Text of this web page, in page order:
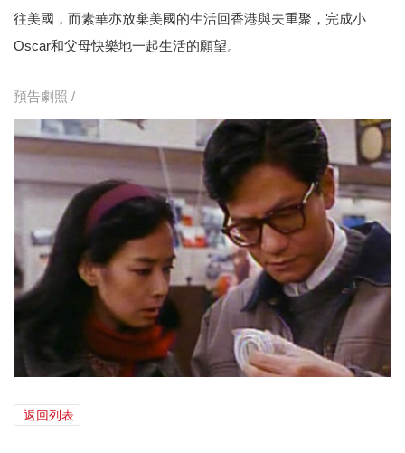
往美國，而素華亦放棄美國的生活回香港與夫重聚，完成小
Oscar和父母快樂地一起生活的願望。
預告劇照 /
返回列表